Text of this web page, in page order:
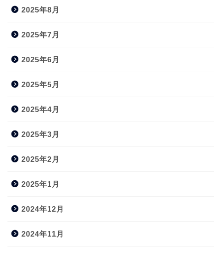
2025年8月
2025年7月
2025年6月
2025年5月
2025年4月
2025年3月
2025年2月
2025年1月
2024年12月
2024年11月